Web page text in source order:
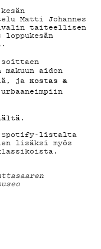
Matti Johannes
taiteellisen
soittaen
aidon
ja Kostas &
.
Spotify-listalta
lisäksi myös